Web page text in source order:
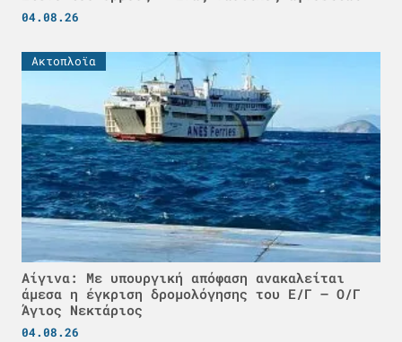
04.08.26
Ακτοπλοϊα
Αίγινα: Με υπουργική απόφαση ανακαλείται
άμεσα η έγκριση δρομολόγησης του Ε/Γ – Ο/Γ
Άγιος Νεκτάριος
04.08.26